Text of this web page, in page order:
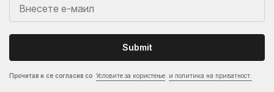
Submit
Прочитав и се согласив со Условите за користење и политика на приватност.